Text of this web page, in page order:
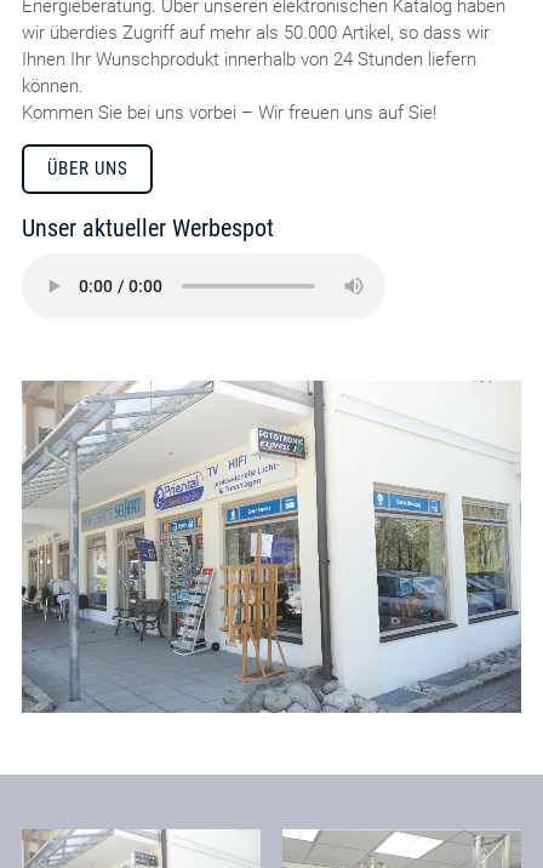
Energieberatung. Über unseren elektronischen Katalog haben
wir überdies Zugriff auf mehr als 50.000 Artikel, so dass wir
Ihnen Ihr Wunschprodukt innerhalb von 24 Stunden liefern
können.
Kommen Sie bei uns vorbei – Wir freuen uns auf Sie!
ÜBER UNS
Unser aktueller Werbespot